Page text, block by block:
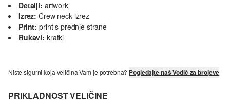
Detalji: artwork
Izrez: Crew neck izrez
Print: print s prednje strane
Rukavi: kratki
Niste sigurni koja veličina Vam je potrebna? Pogledajte naš Vodič za brojeve
PRIKLADNOST VELIČINE